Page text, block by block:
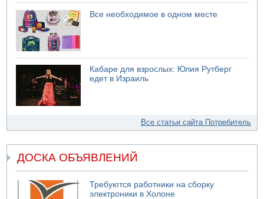
Все необходимое в одном месте
Кабаре для взрослых: Юлия Рутберг
едет в Израиль
Все статьи сайта Потребитель
ДОСКА ОБЪЯВЛЕНИЙ
Требуются работники на сборку
электроники в Холоне